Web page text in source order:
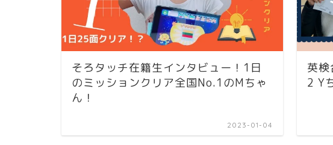
そろタッチ在籍生インタビュー！1日
のミッションクリア全国No.1のMちゃ
ん！
2023-01-04
英
2 Y